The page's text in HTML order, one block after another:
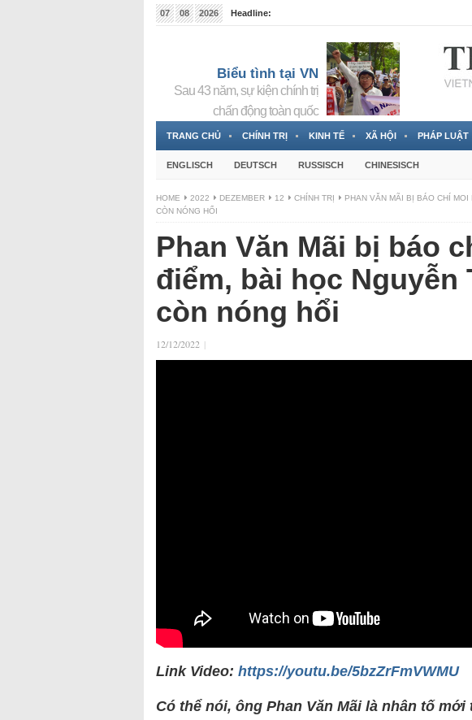
07 08 2026
Headline:
Biểu tình tại VN
Sau 43 năm, sự kiện chính trị
chấn động toàn quốc
TRANG CHỦ CHÍNH TRỊ KINH TẾ XÃ HỘI PHÁP LUẬT
ENGLISCH DEUTSCH RUSSISCH CHINESISCH
HOME 2022 DEZEMBER 12 CHÍNH TRỊ
PHAN VĂN MÃI BỊ BÁO CHÍ
CÒN NÓNG HỔI
Phan Văn Mãi bị báo
điểm, bài học Nguyễn
còn nóng hổi
12/12/2022 |
Link Video: https://youtu.be/5bzZrFmVWMU
Có thể nói, ông Phan Văn Mãi là nhân tố